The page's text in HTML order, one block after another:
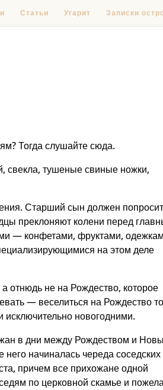
Статьи Угарит Записки
Тогда слушайте сюда.
свекла, тушеные свиные ножки,
Старший сын должен
преклоняют колени перед
— конфетами, фруктами,
на этом деле
отнюдь не на Рождество, которое
— веселиться на Рождество
исключительно новогодними.
в дни между Рождеством и
начиналась череда соседских
причем все прихожане одной
по церковной скамье и